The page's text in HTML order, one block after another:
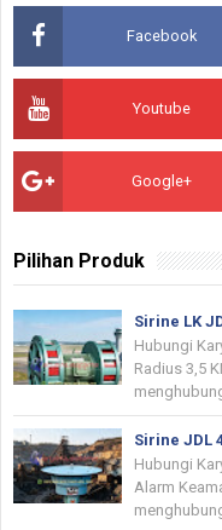
Facebook
Youtube
Google+
Pilihan Produk
Sirine LK
Hubungi
Radius 3,5
Sirine JDL
Hubungi
Alarm